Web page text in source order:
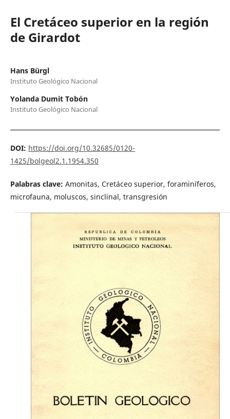
El Cretáceo superior en la región
de Girardot
Hans Bürgl
Instituto Geológico Nacional
Yolanda Dumit Tobón
Instituto Geológico Nacional
DOI: https://doi.org/10.32685/0120-
1425/bolgeol2.1.1954.350
Palabras clave: Amonitas, Cretáceo superior, foraminíferos,
microfauna, moluscos, sinclinal, transgresión